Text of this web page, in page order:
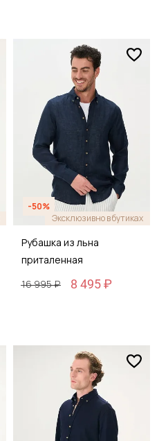
-50%
Эксклюзивно в бутиках
Рубашка из льна
приталенная
16 995 ₽
8 495 ₽